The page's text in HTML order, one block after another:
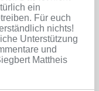
ein
Für euch
nichts!
Unterstützung
und
Mattheis